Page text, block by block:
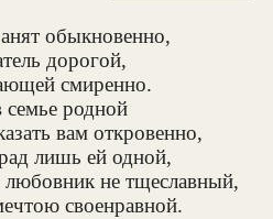
обыкновенно,
дорогой,
смиренно.
родной
вам откровенно,
лишь ей одной,
не тщеславный,
своенравной.